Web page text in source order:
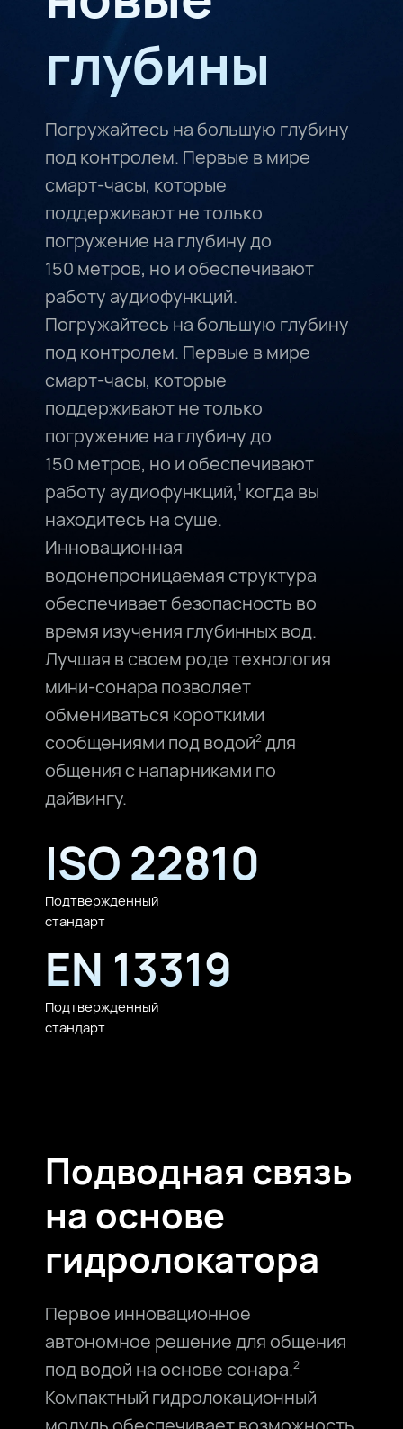
глубины
Погружайтесь на большую глубину
под контролем. Первые в мире
смарт-часы, которые
поддерживают не только
погружение на глубину до
150⁠ метров, но и обеспечивают
работу аудиофункций.
Погружайтесь на большую глубину
под контролем. Первые в мире
смарт-часы, которые
поддерживают не только
погружение на глубину до
150⁠ метров, но и обеспечивают
работу аудиофункций,1 когда вы
находитесь на суше.
Инновационная
водонепроницаемая структура
обеспечивает безопасность во
время изучения глубинных вод.
Лучшая в своем роде технология
мини-сонара позволяет
обмениваться короткими
сообщениями под водой2для
общения с напарниками по
дайвингу.
ISO 22810
Подтвержденный
стандарт
EN 13319
Подтвержденный
стандарт
Подводная связь
на основе
гидролокатора
Первое инновационное
автономное решение для общения
под водой на основе сонара.⁠2
Компактный гидролокационный